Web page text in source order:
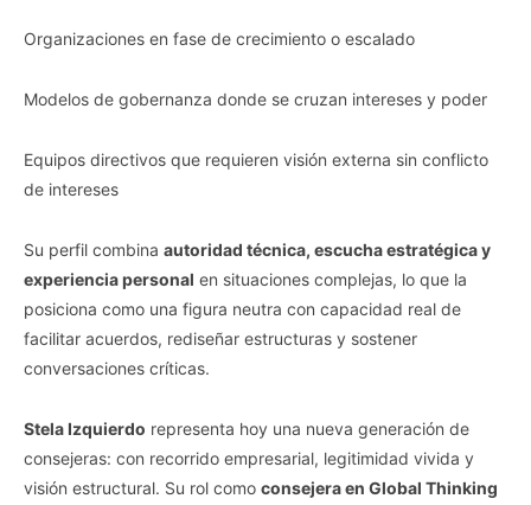
Organizaciones en fase de crecimiento o escalado
Modelos de gobernanza donde se cruzan intereses y poder
Equipos directivos que requieren visión externa sin conflicto
de intereses
Su perfil combina autoridad técnica, escucha estratégica y
experiencia personal en situaciones complejas, lo que la
posiciona como una figura neutra con capacidad real de
facilitar acuerdos, rediseñar estructuras y sostener
conversaciones críticas.
Stela Izquierdo representa hoy una nueva generación de
consejeras: con recorrido empresarial, legitimidad vivida y
visión estructural. Su rol como consejera en Global Thinking